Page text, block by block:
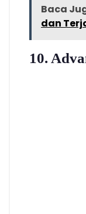
Baca
dan
10.